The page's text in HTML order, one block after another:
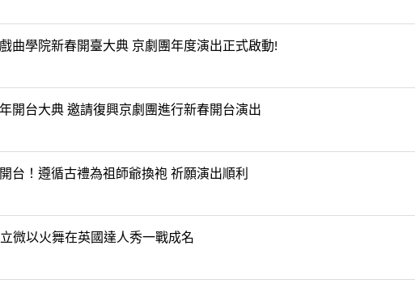
曲學院新春開臺大典 京劇團年度演出正式啟動!
開台大典 邀請復興京劇團進行新春開台演出
台！遵循古禮為祖師爺換袍 祈願演出順利
微以火舞在英國達人秀一戰成名